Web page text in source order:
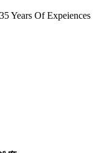
Years Of Expeiences